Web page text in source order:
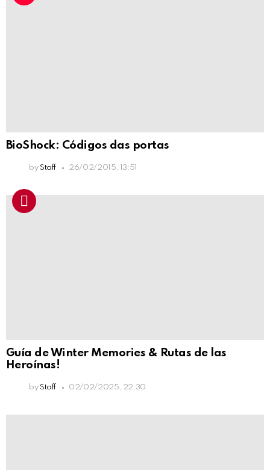
BioShock: Códigos das portas
by Staff 26/02/2015, 13:51
Guía de Winter Memories & Rutas de las
Heroínas!
by Staff 02/02/2025, 22:30